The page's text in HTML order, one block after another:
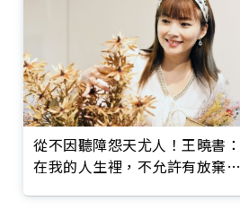
從不因聽障怨天尤人！王曉書：
在我的人生裡，不允許有放棄這